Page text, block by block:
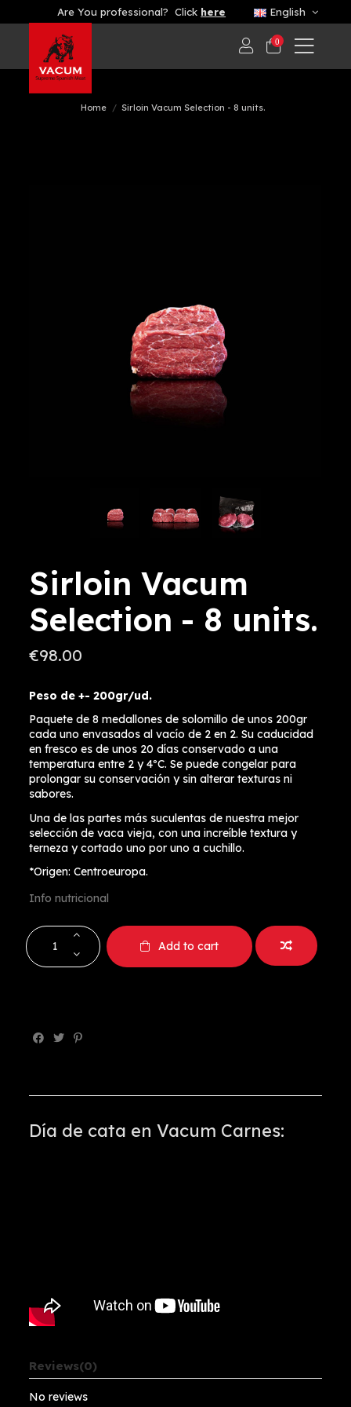
Are You professional? Click here English
0
Home Sirloin Vacum Selection - 8 units.
Sirloin Vacum
Selection - 8 units.
€98.00
Peso de +- 200gr/ud.
Paquete de 8 medallones de solomillo de unos 200gr
cada uno envasados al vacío de 2 en 2. Su caducidad
en fresco es de unos 20 días conservado a una
temperatura entre 2 y 4ºC. Se puede congelar para
prolongar su conservación y sin alterar texturas ni
sabores.
Una de las partes más suculentas de nuestra mejor
selección de vaca vieja, con una increíble textura y
terneza y cortado uno por uno a cuchillo.
*Origen: Centroeuropa.
Info nutricional
Add to cart
Día de cata en Vacum Carnes:
Reviews(0)
No reviews